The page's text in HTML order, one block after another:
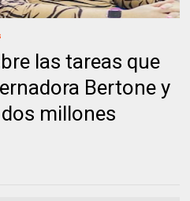
las tareas que
Bertone y
millones